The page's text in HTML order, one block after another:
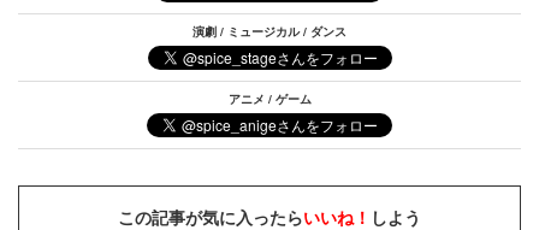
演劇 / ミュージカル / ダンス
アニメ / ゲーム
この記事が気に入ったらいいね！ しよう